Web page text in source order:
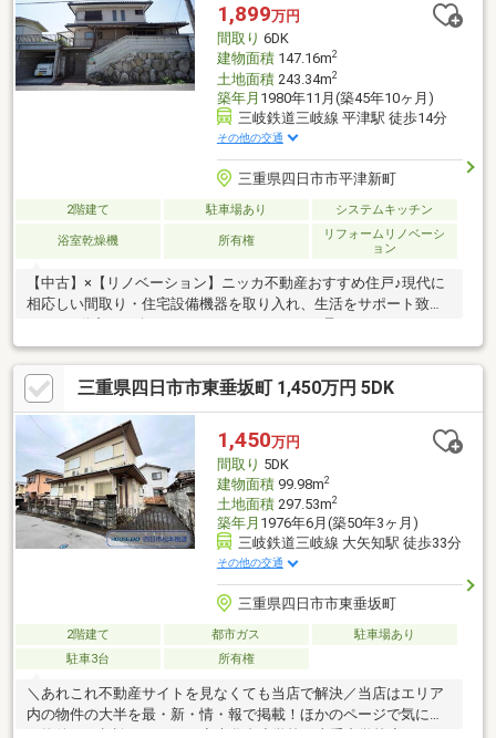
1,899万円
間取り 6DK
建物面積147.16m2
土地面積243.34m2
築年月 1980年11月(築45年10ヶ月)
三岐鉄道三岐線 平津駅 徒歩14分
その他の交通
三重県四日市市平津新町
2階建て 駐車場あり システムキッチン
浴室乾燥機 所有権
リフォームリノベーシ
ョン
【中古】×【リノベーション】ニッカ不動産おすすめ住戸♪現代に
相応しい間取り・住宅設備機器を取り入れ、生活をサポート致し
不動産にお任せ下さい！＼＼家具や家電、住宅ローンに組込めま
す／／▼お電話でのご予約、ご質問・お問合せはこちらまで
▼TEL：0120-18-7549【通話無料】ニッカ不動産へ！～空家につ
き即日のご案内も可能！～お気兼ねなくお問合せくださいませ。
住宅ローンやリフォームのご相談も承ります！
三重県四日市市東垂坂町 1,450万円 5DK
1,450万円
間取り 5DK
建物面積99.98m2
土地面積297.53m2
築年月 1976年6月(築50年3ヶ月)
三岐鉄道三岐線 大矢知駅 徒歩33分
その他の交通
三重県四日市市東垂坂町
2階建て 都市ガス
駐車場あり
駐車3台
所有権
＼あれこれ不動産サイトを見なくても当店で解決／当店はエリア
内の物件の大半を最・新・情・報で掲載！ほかのページで気にな